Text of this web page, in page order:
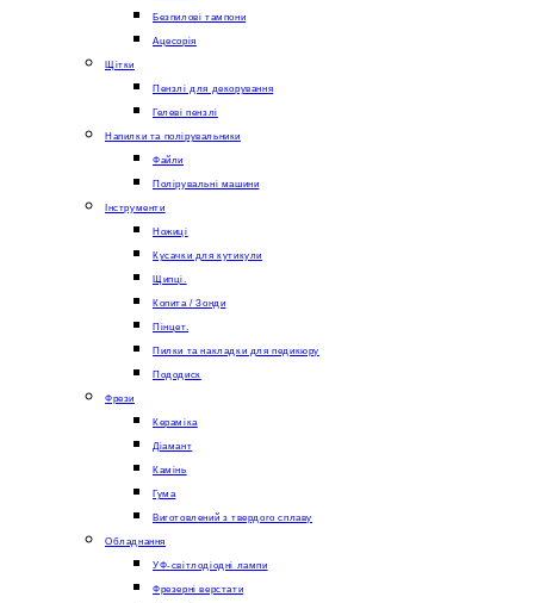
Безпилові тампони
Ацесорія
Щітки
Пензлі для декорування
Гелеві пензлі
Напилки та полірувальники
Файли
Полірувальні машини
Інструменти
Ножиці
Кусачки для кутикули
Щипці.
Копита / Зонди
Пінцет.
Пилки та накладки для педикюру
Пододиск
Фрези
Кераміка
Діамант
Камінь
Гума
Виготовлений з твердого сплаву
Обладнання
УФ-світлодіодні лампи
Фрезерні верстати